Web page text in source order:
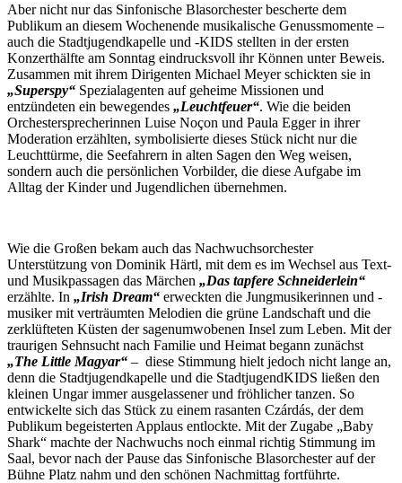
Aber nicht nur das Sinfonische Blasorchester bescherte dem
Publikum an diesem Wochenende musikalische Genussmomente –
auch die Stadtjugendkapelle und -KIDS stellten in der ersten
Konzerthälfte am Sonntag eindrucksvoll ihr Können unter Beweis.
Zusammen mit ihrem Dirigenten Michael Meyer schickten sie in
„Superspy“ Spezialagenten auf geheime Missionen und
entzündeten ein bewegendes „Leuchtfeuer“. Wie die beiden
Orchestersprecherinnen Luise Noçon und Paula Egger in ihrer
Moderation erzählten, symbolisierte dieses Stück nicht nur die
Leuchttürme, die Seefahrern in alten Sagen den Weg weisen,
sondern auch die persönlichen Vorbilder, die diese Aufgabe im
Alltag der Kinder und Jugendlichen übernehmen.
Wie die Großen bekam auch das Nachwuchsorchester
Unterstützung von Dominik Härtl, mit dem es im Wechsel aus Text-
und Musikpassagen das Märchen „Das tapfere Schneiderlein“
erzählte. In „Irish Dream“ erweckten die Jungmusikerinnen und -
musiker mit verträumten Melodien die grüne Landschaft und die
zerklüfteten Küsten der sagenumwobenen Insel zum Leben. Mit der
traurigen Sehnsucht nach Familie und Heimat begann zunächst
„The Little Magyar“ – diese Stimmung hielt jedoch nicht lange an,
denn die Stadtjugendkapelle und die StadtjugendKIDS ließen den
kleinen Ungar immer ausgelassener und fröhlicher tanzen. So
entwickelte sich das Stück zu einem rasanten Czárdás, der dem
Publikum begeisterten Applaus entlockte. Mit der Zugabe „Baby
Shark“ machte der Nachwuchs noch einmal richtig Stimmung im
Saal, bevor nach der Pause das Sinfonische Blasorchester auf der
Bühne Platz nahm und den schönen Nachmittag fortführte.